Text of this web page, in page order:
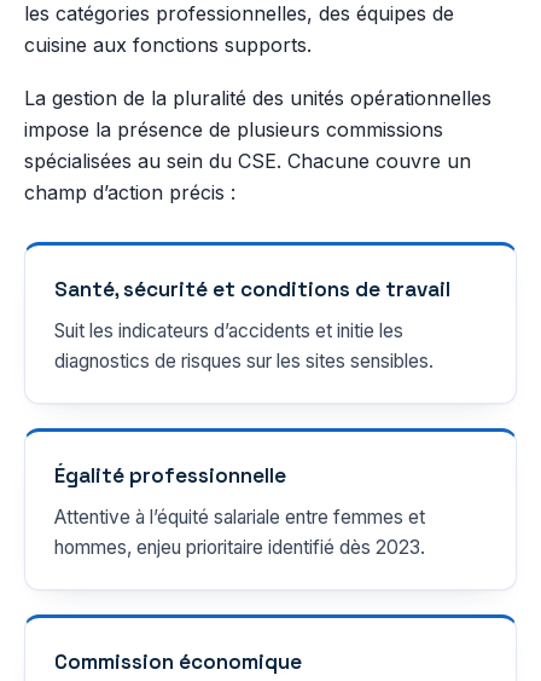
les catégories professionnelles, des équipes de
cuisine aux fonctions supports.
La gestion de la pluralité des unités opérationnelles
impose la présence de plusieurs commissions
spécialisées au sein du CSE. Chacune couvre un
champ d’action précis :
Santé, sécurité et conditions de travail
Suit les indicateurs d’accidents et initie les
diagnostics de risques sur les sites sensibles.
Égalité professionnelle
Attentive à l’équité salariale entre femmes et
hommes, enjeu prioritaire identifié dès 2023.
Commission économique